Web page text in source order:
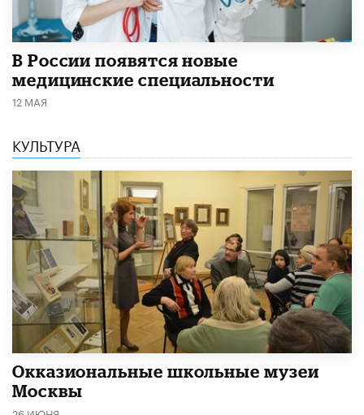
В России появятся новые
медицинские специальности
12 МАЯ
КУЛЬТУРА
​Окказиональные школьные музеи
Москвы